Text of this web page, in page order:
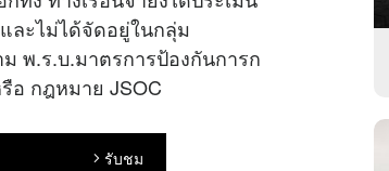
ละไม่ได้จัดอยู่ในกลุ่ม
พ.ร.บ.มาตรการป้องกันการก
อ กฎหมาย JSOC
arrow_forward_ios รับชม